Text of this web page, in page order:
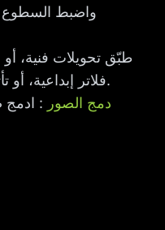
واضبط السطوع
فلاتر إبداعية، أو تأثيرات نمطية على صورك.
دمج الصور : ادمج